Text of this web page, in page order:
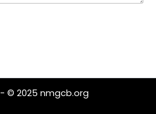
- © 2025 nmgcb.org